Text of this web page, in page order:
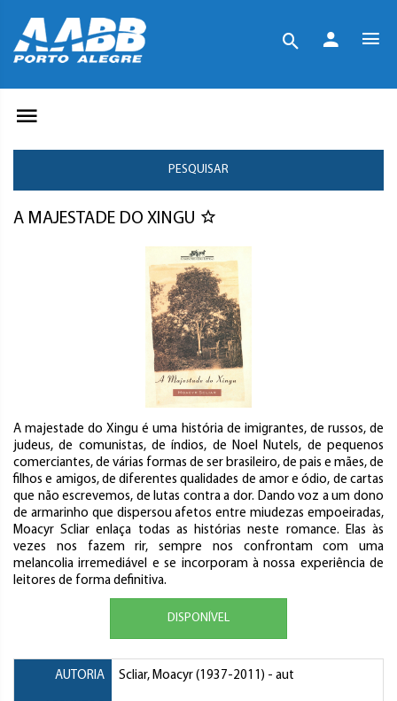
PESQUISAR
A MAJESTADE DO XINGU
A majestade do Xingu é uma história de imigrantes, de russos, de
judeus, de comunistas, de índios, de Noel Nutels, de pequenos
comerciantes, de várias formas de ser brasileiro, de pais e mães, de
filhos e amigos, de diferentes qualidades de amor e ódio, de cartas
que não escrevemos, de lutas contra a dor. Dando voz a um dono
de armarinho que dispersou afetos entre miudezas empoeiradas,
Moacyr Scliar enlaça todas as histórias neste romance. Elas às
vezes nos fazem rir, sempre nos confrontam com uma
melancolia irremediável e se incorporam à nossa experiência de
leitores de forma definitiva.
DISPONÍVEL
AUTORIA Scliar, Moacyr (1937-2011) - aut